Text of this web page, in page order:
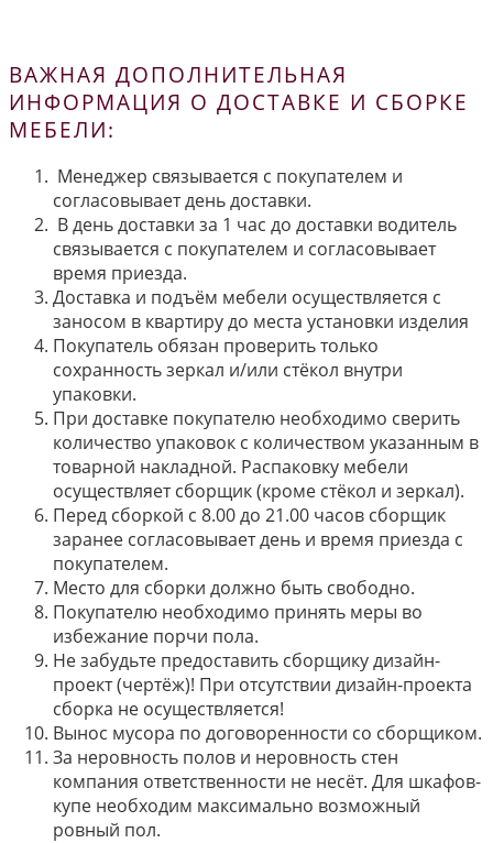
ВАЖНАЯ ДОПОЛНИТЕЛЬНАЯ
ИНФОРМАЦИЯ О ДОСТАВКЕ И СБОРКЕ
МЕБЕЛИ:
Менеджер связывается с покупателем и
согласовывает день доставки.
В день доставки за 1 час до доставки водитель
связывается с покупателем и согласовывает
время приезда.
Доставка и подъём мебели осуществляется с
заносом в квартиру до места установки изделия
Покупатель обязан проверить только
сохранность зеркал и/или стёкол внутри
упаковки.
При доставке покупателю необходимо сверить
количество упаковок с количеством указанным в
товарной накладной. Распаковку мебели
осуществляет сборщик (кроме стёкол и зеркал).
Перед сборкой с 8.00 до 21.00 часов сборщик
заранее согласовывает день и время приезда с
покупателем.
Место для сборки должно быть свободно.
Покупателю необходимо принять меры во
избежание порчи пола.
Не забудьте предоставить сборщику дизайн-
проект (чертёж)! При отсутствии дизайн-проекта
сборка не осуществляется!
Вынос мусора по договоренности со сборщиком.
За неровность полов и неровность стен
компания ответственности не несёт. Для шкафов-
купе необходим максимально возможный
ровный пол.